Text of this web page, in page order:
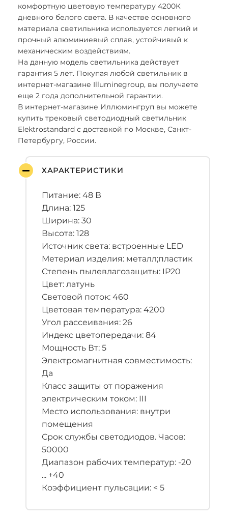
комфортную цветовую температуру 4200К
дневного белого света. В качестве основного
материала светильника используется легкий и
прочный алюминиевый сплав, устойчивый к
механическим воздействиям.
На данную модель светильника действует
гарантия 5 лет. Покупая любой светильник в
интернет-магазине Illuminegroup, вы получаете
еще 2 года дополнительной гарантии.
В интернет-магазине Иллюмингруп вы можете
купить трековый светодиодный светильник
Elektrostandard с доставкой по Москве, Санкт-
Петербургу, России.
ХАРАКТЕРИСТИКИ
Питание: 48 В
Длина: 125
Ширина: 30
Высота: 128
Источник света: встроенные LED
Метериал изделия: металл;пластик
Степень пылевлагозащиты: IP20
Цвет: латунь
Световой поток: 460
Цветовая температура: 4200
Угол рассеивания: 26
Индекс цветопередачи: 84
Мощность Вт: 5
Электромагнитная совместимость:
Да
Класс защиты от поражения
электрическим током: III
Место использования: внутри
помещения
Срок службы светодиодов. Часов:
50000
Диапазон рабочих температур: -20
... +40
Коэффициент пульсации: < 5